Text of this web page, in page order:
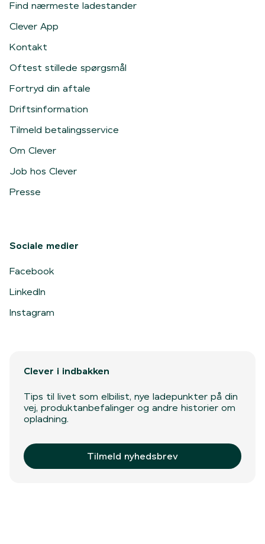
Find nærmeste ladestander
Clever App
Kontakt
Oftest stillede spørgsmål
Fortryd din aftale
Driftsinformation
Tilmeld betalingsservice
Om Clever
Job hos Clever
Presse
Sociale medier
Facebook
LinkedIn
Instagram
Clever i indbakken
Tips til livet som elbilist, nye ladepunkter på din
vej, produktanbefalinger og andre historier om
opladning.
Tilmeld nyhedsbrev